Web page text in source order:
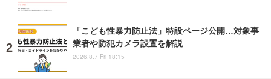
「こども性暴力防止法」特設ページ公開…対象事
業者や防犯カメラ設置を解説
2026.8.7 Fri 18:15